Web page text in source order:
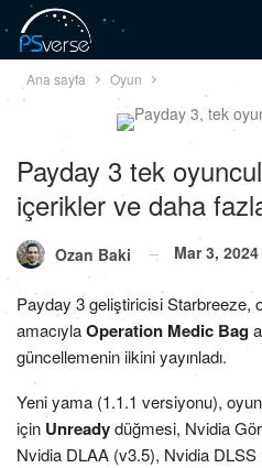
Ana sayfa Oyun
Payday 3 tek
içerikler ve daha
Ozan Baki Mar 3, 2024
Payday 3 geliştiricisi Starbreeze,
amacıylaOperation Medic Bag
güncellemenin ilkini yayınladı.
Yeni yama (1.1.1 versiyonu),
için Unreadydüğmesi, Nvidia
Nvidia DLAA (v3.5), Nvidia